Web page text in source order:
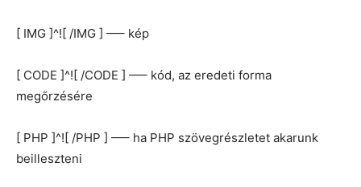
[ IMG ]^![ /IMG ] —– kép
[ CODE ]^![ /CODE ] —– kód, az eredeti forma
megőrzésére
[ PHP ]^![ /PHP ] —– ha PHP szövegrészletet akarunk
beilleszteni